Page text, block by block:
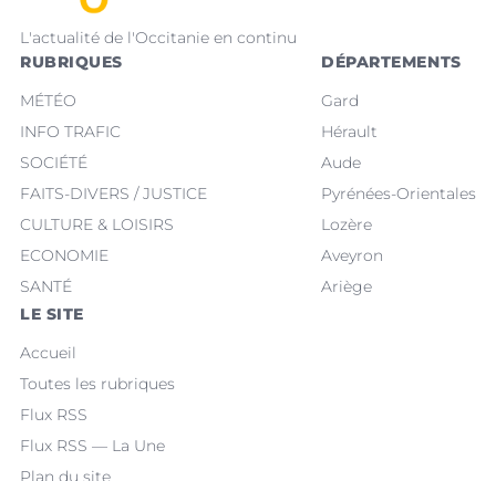
L'actualité de l'Occitanie en continu
RUBRIQUES
MÉTÉO
INFO TRAFIC
SOCIÉTÉ
FAITS-DIVERS / JUSTICE
CULTURE & LOISIRS
ECONOMIE
SANTÉ
DÉPARTEMENTS
Gard
Hérault
Aude
Pyrénées-Orientales
Lozère
Aveyron
Ariège
LE SITE
Accueil
Toutes les rubriques
Flux RSS
Flux RSS — La Une
Plan du site